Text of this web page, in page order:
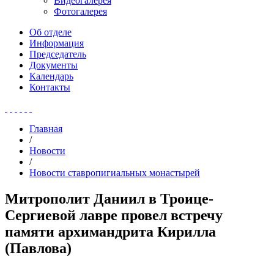
Фотогалерея
Об отделе
Информация
Председатель
Документы
Календарь
Контакты
Главная
/
Новости
/
Новости ставропигиальных монастырей
Митрополит Даниил в Троице-
Сергиевой лавре провел встречу
памяти архимандрита Кирилла
(Павлова)